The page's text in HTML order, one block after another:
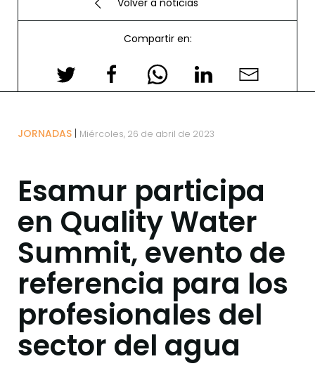
Compartir en:
JORNADAS Miércoles, 26 de abril de 2023
Esamur participa
en Quality Water
Summit, evento de
referencia para los
profesionales del
sector del agua